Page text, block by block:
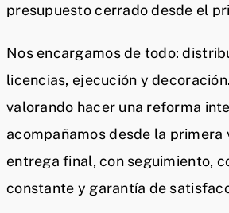
presupuesto cerrado desde el
Nos encargamos de todo:
licencias, ejecución y
valorando hacer una reforma
acompañamos desde la primera
entrega final, con seguimiento,
constante y garantía de